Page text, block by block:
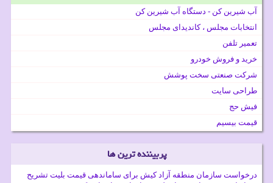
آب شیرین کن - دستگاه آب شیرین کن
انتخابات مجلس ، کاندیدای مجلس
تعمیر تلفن
خرید و فروش خودرو
شرکت صنعتی سخت پوشش
طراحی سایت
فیش حج
قیمت بیسیم
پربیننده ترین ها
درخواست سازمان منطقه آزاد کیش برای ساماندهی قیمت بلیت تشریح